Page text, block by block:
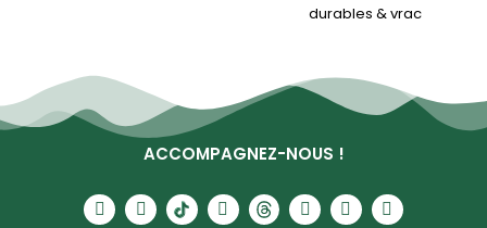
durables & vrac
ACCOMPAGNEZ-NOUS !